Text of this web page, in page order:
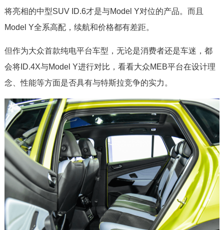
将亮相的中型SUV ID.6才是与Model Y对位的产品。而且
Model Y全系高配，续航和价格都有差距。
但作为大众首款纯电平台车型，无论是消费者还是车迷，都
会将ID.4X与Model Y进行对比，看看大众MEB平台在设计理
念、性能等方面是否具有与特斯拉竞争的实力。